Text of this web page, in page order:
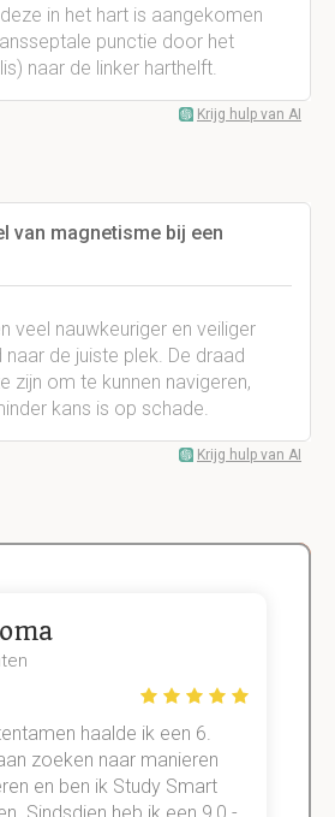
in het hart is aangekomen
punctie door het
naar de linker harthelft.
Krijg hulp van AI
van magnetisme bij een
veel nauwkeuriger en veiliger
de juiste plek. De draad
zijn om te kunnen navigeren,
kans is op schade.
Krijg hulp van AI
haalde ik een 6.
zoeken naar manieren
en ben ik Study Smart